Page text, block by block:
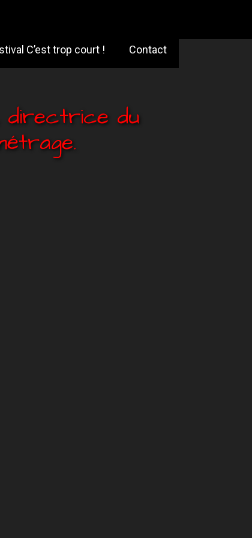
C’est trop court ! Contact
directrice du